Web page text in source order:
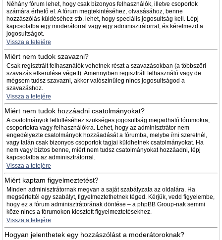
Néhány fórum lehet, hogy csak bizonyos felhasználók, illetve csoportok
számára érhető el. A fórum megtekintéséhez, olvasásához, benne
hozzászólás küldéséhez stb. lehet, hogy speciális jogosultság kell. Lépj
kapcsolatba egy moderátorral vagy egy adminisztrátorral, és kérelmezd a
jogosultságot.
Vissza a tetejére
Miért nem tudok szavazni?
Csak regisztrált felhasználók vehetnek részt a szavazásokban (a többszöri
szavazás elkerülése végett). Amennyiben regisztrált felhasználó vagy de
mégsem tudsz szavazni, akkor valószínűleg nincs jogosultságod a
szavazáshoz.
Vissza a tetejére
Miért nem tudok hozzáadni csatolmányokat?
A csatolmányok feltöltéséhez szükséges jogosultság megadható fórumokra,
csoportokra vagy felhasználókra. Lehet, hogy az adminisztrátor nem
engedélyezte csatolmányok hozzáadását a fórumba, melybe írni szeretnél,
vagy talán csak bizonyos csoportok tagjai küldhetnek csatolmányokat. Ha
nem vagy biztos benne, miért nem tudsz csatolmányokat hozzáadni, lépj
kapcsolatba az adminisztrátorral.
Vissza a tetejére
Miért kaptam figyelmeztetést?
Minden adminisztrátornak megvan a saját szabályzata az oldalára. Ha
megsértettél egy szabályt, figyelmeztethetnek téged. Kérjük, vedd figyelembe,
hogy ez a fórum adminisztrátorának döntése – a phpBB Group-nak semmi
köze nincs a fórumokon kiosztott figyelmeztetésekhez.
Vissza a tetejére
Hogyan jelenthetek egy hozzászólást a moderátoroknak?